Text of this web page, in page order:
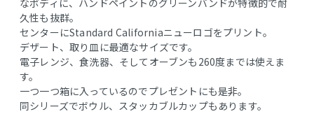
なボディに、ハンドペイントのグリーンバンドが特徴的で耐
久性も抜群。
センターにStandard Californiaニューロゴをプリント。
デザート、取り皿に最適なサイズです。
電子レンジ、食洗器、そしてオーブンも260度までは使えま
す。
一つ一つ箱に入っているのでプレゼントにも是非。
同シリーズでボウル、スタッカブルカップもあります。